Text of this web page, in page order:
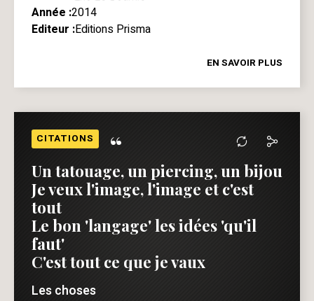
Année :2014
Editeur :Editions Prisma
EN SAVOIR PLUS
CITATIONS “
Un tatouage, un piercing, un bijou
Je veux l'image, l'image et c'est
tout
Le bon 'langage' les idées 'qu'il
faut'
C'est tout ce que je vaux
Les choses